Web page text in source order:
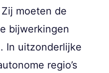
moeten de
bijwerkingen
In uitzonderlijke
regio’s